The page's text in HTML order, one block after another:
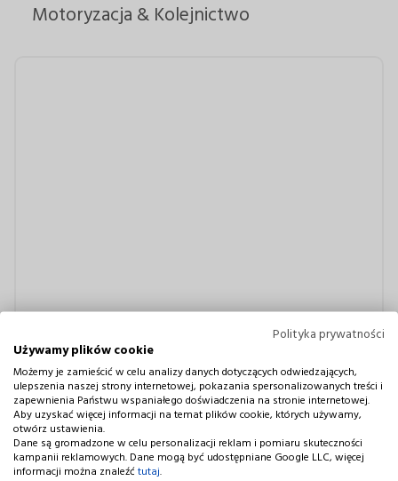
Motoryzacja & Kolejnictwo
Oświetlenie roślin Polityka prywatności
Używamy plików cookie
Możemy je zamieścić w celu analizy danych dotyczących odwiedzających,
ulepszenia naszej strony internetowej, pokazania spersonalizowanych treści i
zapewnienia Państwu wspaniałego doświadczenia na stronie internetowej.
Aby uzyskać więcej informacji na temat plików cookie, których używamy,
otwórz ustawienia.
Dane są gromadzone w celu personalizacji reklam i pomiaru skuteczności
kampanii reklamowych. Dane mogą być udostępniane Google LLC, więcej
informacji można znaleźćtutaj.